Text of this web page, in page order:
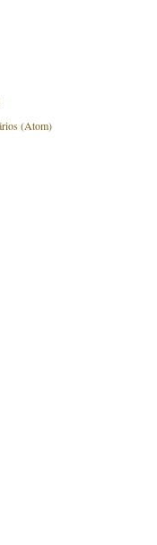
(Atom)